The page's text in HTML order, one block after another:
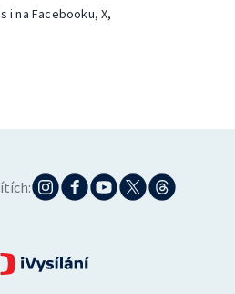
i na Facebooku, X,